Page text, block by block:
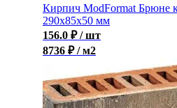
Кирпич ModFormat Брюне
290x85x50 мм
156.0 ₽ / шт
8736 ₽ / м2